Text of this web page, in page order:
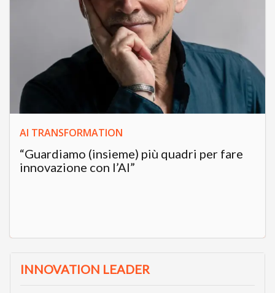
AI TRANSFORMATION
“Guardiamo (insieme) più quadri per fare
innovazione con l’AI”
INNOVATION LEADER